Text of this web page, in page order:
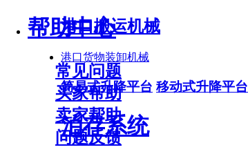
帮助中心
常见问题
买家帮助
卖家帮助
问题反馈
港口搬运机械
港口货物装卸机械
简易式升降平台 移动式升降平台
泊存系统